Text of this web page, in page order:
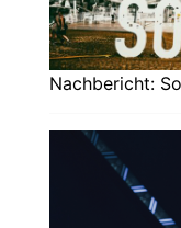
Nachbericht: